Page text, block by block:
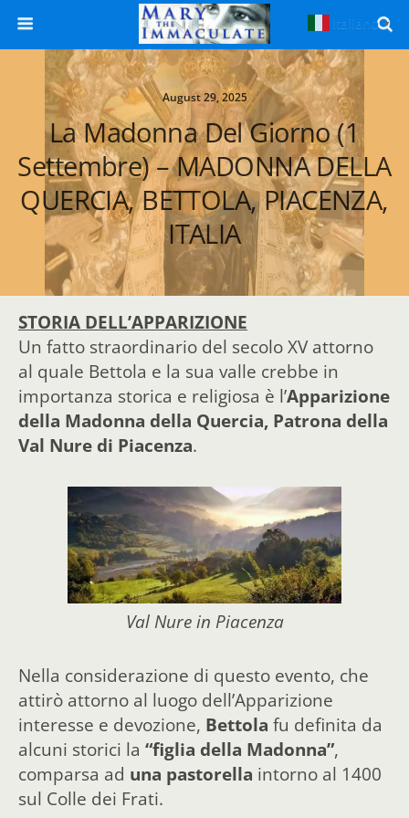
August 29, 2025
La Madonna Del Giorno (1
Settembre) – MADONNA DELLA
QUERCIA, BETTOLA, PIACENZA,
ITALIA
STORIA DELL’APPARIZIONE
Un fatto straordinario del secolo XV attorno
al quale Bettola e la sua valle crebbe in
importanza storica e religiosa è l’Apparizione
della Madonna della Quercia, Patrona della
Val Nure di Piacenza.
Val Nure in Piacenza
Nella considerazione di questo evento, che
attirò attorno al luogo dell’Apparizione
interesse e devozione, Bettola fu definita da
alcuni storici la “figlia della Madonna”,
comparsa ad una pastorella intorno al 1400
sul Colle dei Frati.
Italiano ▼